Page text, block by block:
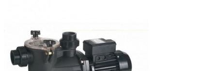
Pridať do košíka